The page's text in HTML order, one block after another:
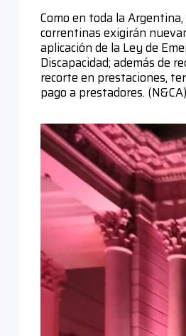
Como en toda la
correntinas exigirán
aplicación de la Ley de
Discapacidad; además de
recorte en prestaciones,
pago a prestadores. (N&CA)